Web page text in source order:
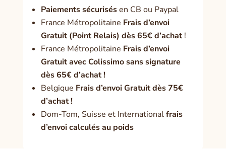
Paiements sécurisésen CB ou Paypal
France Métropolitaine Frais d’envoi
Gratuit (Point Relais) dès 65€ d’achat!
France Métropolitaine Frais d’envoi
Gratuit avec Colissimo sans signature
dès 65€ d’achat !
Belgique Frais d’envoi Gratuit dès 75€
d’achat !
Dom-Tom, Suisse et Internationalfrais
d’envoi calculés au poids